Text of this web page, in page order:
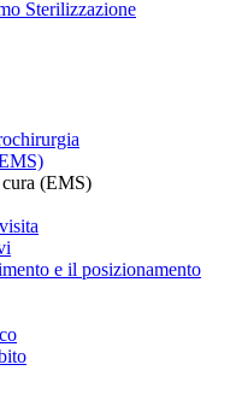
Sterilizzazione
cura (EMS)
e il posizionamento